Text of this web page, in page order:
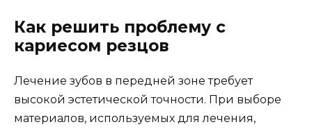
Как решить проблему с
кариесом резцов
Лечение зубов в передней зоне требует
высокой эстетической точности. При выборе
материалов, используемых для лечения,